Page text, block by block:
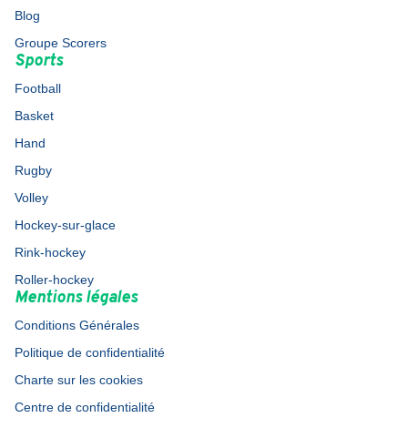
Blog
Groupe Scorers
Sports
Football
Basket
Hand
Rugby
Volley
Hockey-sur-glace
Rink-hockey
Roller-hockey
Mentions légales
Conditions Générales
Politique de confidentialité
Charte sur les cookies
Centre de confidentialité